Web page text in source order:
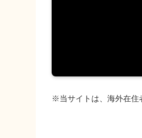
※当サイトは、海外在住